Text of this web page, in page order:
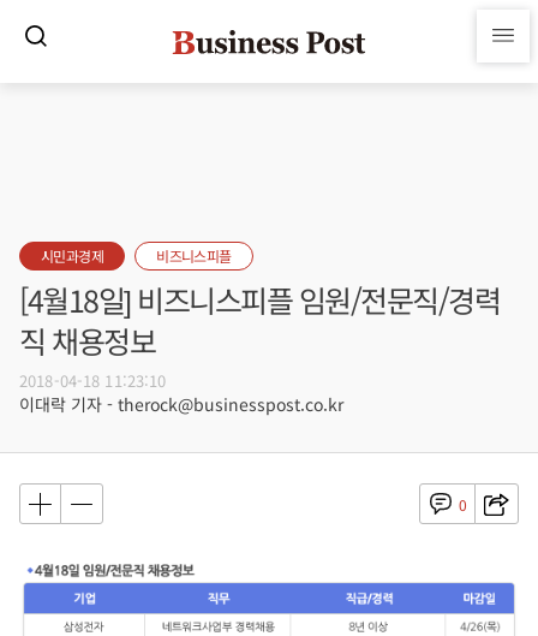
시민과경제 비즈니스피플
[4월18일] 비즈니스피플 임원/전문직/경력
직 채용정보
2018-04-18 11:23:10
이대락 기자 - therock@businesspost.co.kr
0